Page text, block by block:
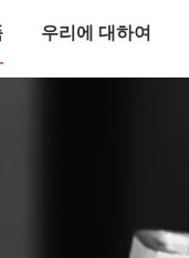
우리에 대하여